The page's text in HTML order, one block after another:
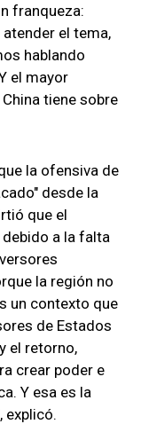
franqueza:
atender el tema,
hablando
el mayor
tiene sobre
la ofensiva de
desde la
que el
a la falta
la región no
un contexto que
de Estados
el retorno,
crear poder e
Y esa es la
explicó.